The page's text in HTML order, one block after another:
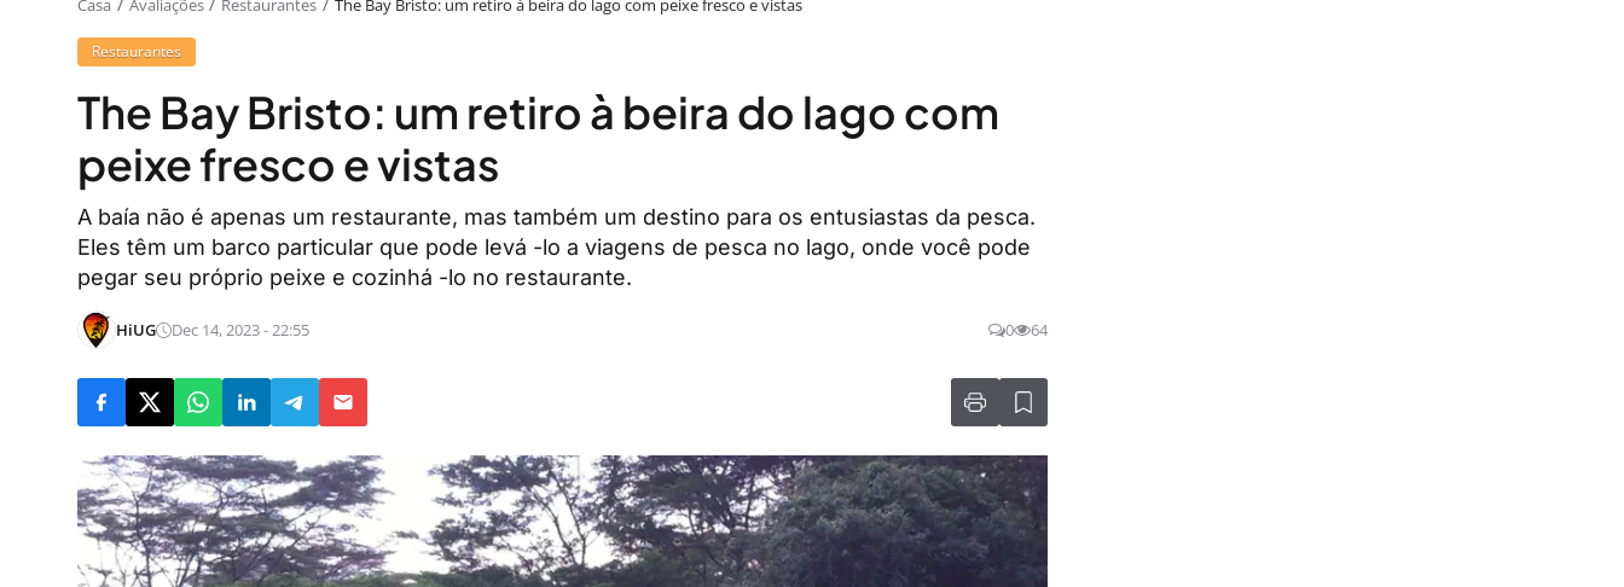
Casa Avaliações Restaurantes The Bay Bristo: um retiro à beira do lago com peixe fresco e vistas
Restaurantes
The Bay Bristo: um retiro à beira do lago com
peixe fresco e vistas
A baía não é apenas um restaurante, mas também um destino para os entusiastas da pesca.
Eles têm um barco particular que pode levá -lo a viagens de pesca no lago, onde você pode
pegar seu próprio peixe e cozinhá -lo no restaurante.
HiUG Dec 14, 2023 - 22:55 0 64